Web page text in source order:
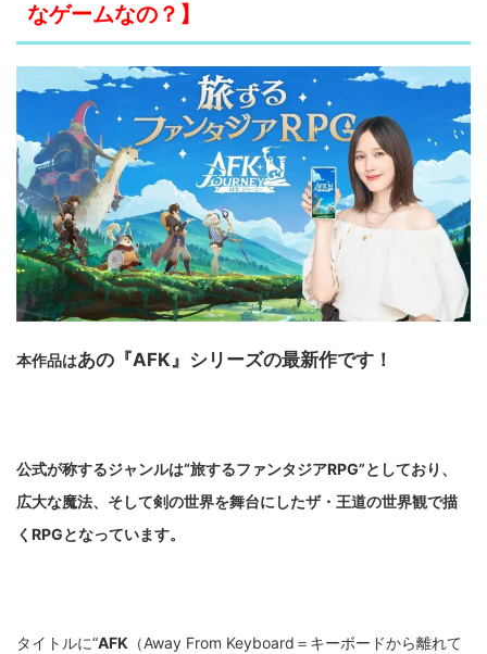
なゲームなの？】
本作品はあの『AFK』シリーズの最新作です！
公式が称するジャンルは“旅するファンタジアRPG”としており、
広大な魔法、そして剣の世界を舞台にしたザ・王道の世界観で描
くRPGとなっています。
タイトルに“AFK （Away From Keyboard＝キーボードから離れて